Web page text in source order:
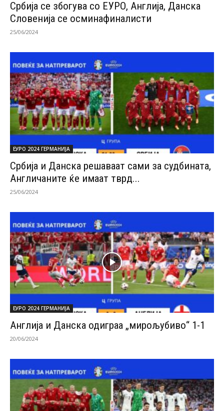
Србија се збогува со ЕУРО, Англија, Данска
Словенија се осминафиналисти
25/06/2024
ЕУРО 2024 ГЕРМАНИЈА
Србија и Данска решаваат сами за судбината,
Англичаните ќе имаат тврд...
25/06/2024
ЕУРО 2024 ГЕРМАНИЈА
Англија и Данска одиграа „мирољубиво“ 1-1
20/06/2024